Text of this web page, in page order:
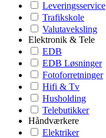
Leveringsservice
Trafikskole
Valutaveksling
Elektronik & Tele
EDB
EDB Løsninger
Fotoforretninger
Hifi & Tv
Husholding
Telebutikker
Håndværkere
Elektriker